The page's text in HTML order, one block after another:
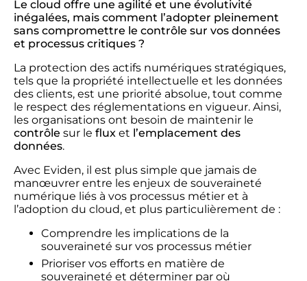
Le cloud offre une agilité et une évolutivité
inégalées, mais comment l’adopter pleinement
sans compromettre le contrôle sur vos données
et processus critiques ?
La protection des actifs numériques stratégiques,
tels que la propriété intellectuelle et les données
des clients, est une priorité absolue, tout comme
le respect des réglementations en vigueur. Ainsi,
les organisations ont besoin de maintenir le
contrôle sur le flux et l’emplacement des
données.
Avec Eviden, il est plus simple que jamais de
manœuvrer entre les enjeux de souveraineté
numérique liés à vos processus métier et à
l’adoption du cloud, et plus particulièrement de :
Comprendre les implications de la
souveraineté sur vos processus métier
Prioriser vos efforts en matière de
souveraineté et déterminer par où